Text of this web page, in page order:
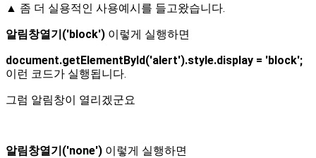
▲ 좀 더 실용적인 사용예시를 들고왔습니다.
알림창열기('block') 이렇게 실행하면
document.getElementById('alert').style.display = 'block';
이런 코드가 실행됩니다.
그럼 알림창이 열리겠군요
알림창열기('none') 이렇게 실행하면